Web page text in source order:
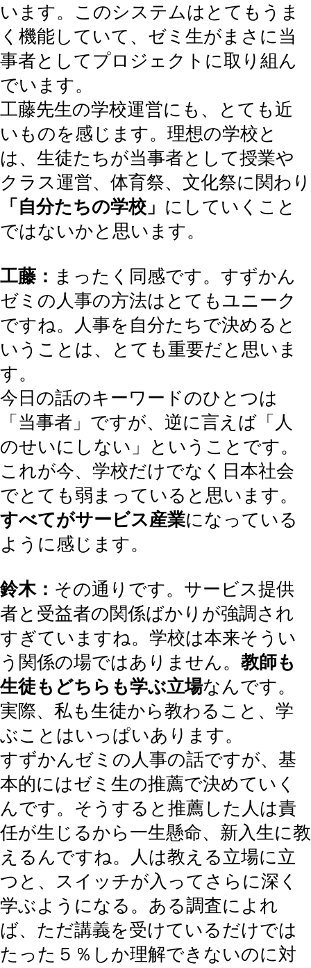
います。このシステムはとてもうま
く機能していて、ゼミ生がまさに当
事者としてプロジェクトに取り組ん
でいます。
工藤先生の学校運営にも、とても近
いものを感じます。理想の学校と
は、生徒たちが当事者として授業や
クラス運営、体育祭、文化祭に関わり
「自分たちの学校」 にしていくこと
ではないかと思います。
工藤： まったく同感です。すずかん
ゼミの人事の方法はとてもユニーク
ですね。人事を自分たちで決めると
いうことは、とても重要だと思いま
す。
今日の話のキーワードのひとつは
「当事者」ですが、逆に言えば「人
のせいにしない」ということです。
これが今、学校だけでなく日本社会
でとても弱まっていると思います。
すべてがサービス産業になっている
ように感じます。
鈴木： その通りです。サービス提供
者と受益者の関係ばかりが強調され
すぎていますね。学校は本来そうい
う関係の場ではありません。 教師も
生徒もどちらも学ぶ立場なんです。
実際、私も生徒から教わること、学
ぶことはいっぱいあります。
すずかんゼミの人事の話ですが、基
本的にはゼミ生の推薦で決めていく
んです。そうすると推薦した人は責
任が生じるから一生懸命、新入生に教
えるんですね。人は教える立場に立
つと、スイッチが入ってさらに深く
学ぶようになる。ある調査によれ
ば、ただ講義を受けているだけでは
たった５％しか理解できないのに対